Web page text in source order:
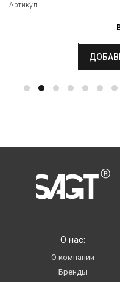
Артикул
О нас:
О компании
Бренды